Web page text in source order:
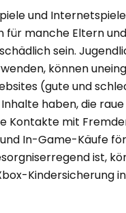
und
für manche Eltern
sein.
können
(gute und
haben, die
Kontakte mit
In-Game-Käufe
ist,
Kindersicherung